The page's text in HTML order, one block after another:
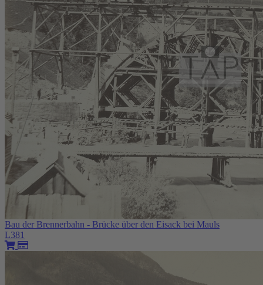
Bau der Brennerbahn - Brücke über den Eisack bei Mauls
L381